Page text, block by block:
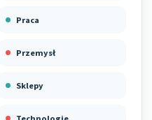
Praca
Przemysł
Sklepy